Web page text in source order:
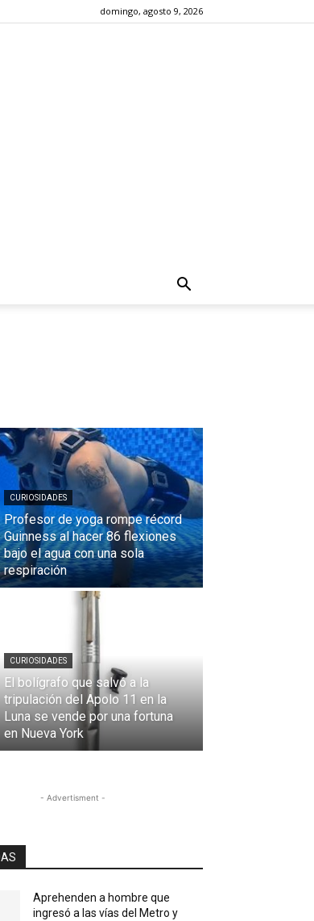
domingo, agosto 9, 2026
CURIOSIDADES
Profesor de yoga rompe récord
Guinness al hacer 86 flexiones
bajo el agua con una sola
respiración
CURIOSIDADES
El bolígrafo que salvó a la
tripulación del Apolo 11 en la
Luna se vende por una fortuna
en Nueva York
- Advertisment -
Aprehenden a hombre que
ingresó a las vías del Metro y